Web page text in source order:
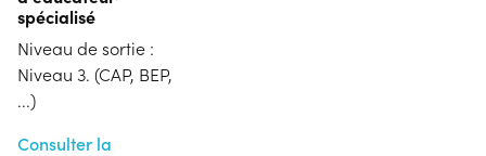
spécialisé
Niveau de sortie :
Niveau 3. (CAP, BEP,
...)
Consulter la